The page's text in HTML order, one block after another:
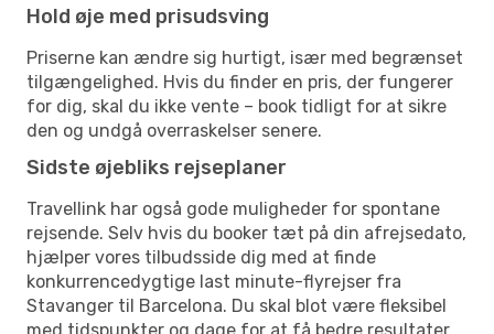
Hold øje med prisudsving
Priserne kan ændre sig hurtigt, især med begrænset
tilgængelighed. Hvis du finder en pris, der fungerer
for dig, skal du ikke vente – book tidligt for at sikre
den og undgå overraskelser senere.
Sidste øjebliks rejseplaner
Travellink har også gode muligheder for spontane
rejsende. Selv hvis du booker tæt på din afrejsedato,
hjælper vores tilbudsside dig med at finde
konkurrencedygtige last minute-flyrejser fra
Stavanger til Barcelona. Du skal blot være fleksibel